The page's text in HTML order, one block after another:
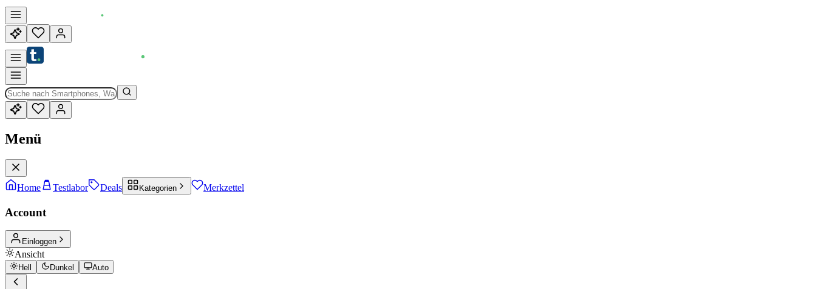
Menü
Home Testlabor Deals Kategorien Merkzettel
Account
Einloggen
Ansicht
Hell Dunkel Auto